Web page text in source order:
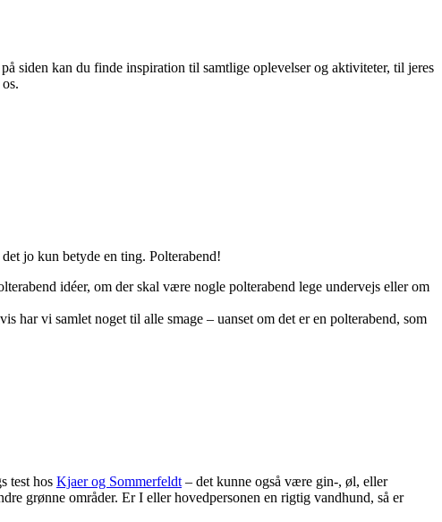
siden kan du finde inspiration til samtlige oplevelser og aktiviteter, til jeres
jo kun betyde en ting. Polterabend!
idéer, om der skal være nogle polterabend lege undervejs eller om
vi samlet noget til alle smage – uanset om det er en polterabend, som
test hos Kjaer og Sommerfeldt – det kunne også være gin-, øl, eller
grønne områder. Er I eller hovedpersonen en rigtig vandhund, så er